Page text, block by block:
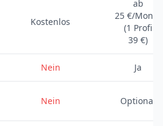
Kostenlos
ab
25 €/Monat
(1 Profi
39 €)
Nein Ja
Nein Optional